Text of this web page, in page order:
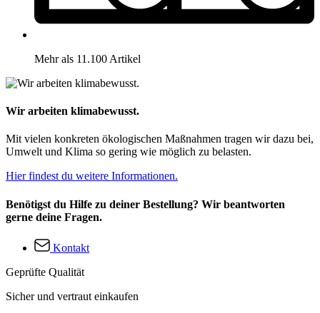
Mehr als 11.100 Artikel
Wir arbeiten klimabewusst.
Mit vielen konkreten ökologischen Maßnahmen tragen wir dazu bei,
Umwelt und Klima so gering wie möglich zu belasten.
Hier findest du weitere Informationen.
Benötigst du Hilfe zu deiner Bestellung? Wir beantworten
gerne deine Fragen.
Kontakt
Geprüfte Qualität
Sicher und vertraut einkaufen